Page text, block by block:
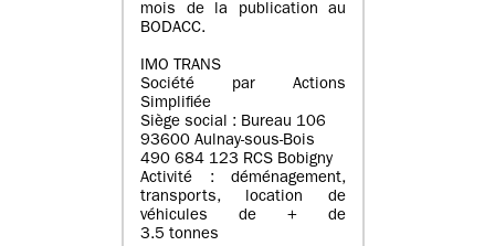
mois de la publication au
BODACC.
IMO TRANS
Société par Actions
Simplifiée
Siège social : Bureau 106
93600 Aulnay-sous-Bois
490 684 123 RCS Bobigny
Activité : déménagement,
transports, location de
véhicules de + de
3.5 tonnes